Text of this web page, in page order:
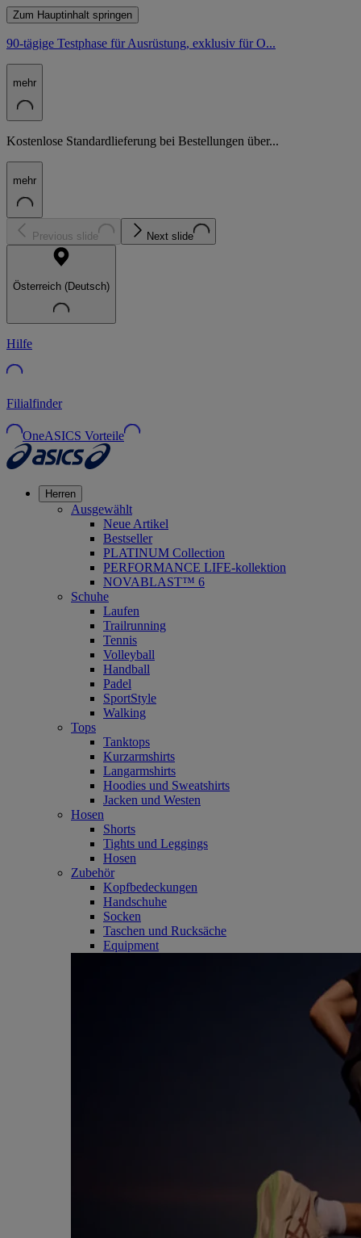
Zum Hauptinhalt springen
90-tägige Testphase für Ausrüstung, exklusiv für O...
mehr
Kostenlose Standardlieferung bei Bestellungen über...
mehr
Previous slide Next slide
Österreich (Deutsch)
Hilfe
Filialfinder
OneASICS Vorteile
Herren
Ausgewählt
Neue Artikel
Bestseller
PLATINUM Collection
PERFORMANCE LIFE-kollektion
NOVABLAST™ 6
Schuhe
Laufen
Trailrunning
Tennis
Volleyball
Handball
Padel
SportStyle
Walking
Tops
Tanktops
Kurzarmshirts
Langarmshirts
Hoodies und Sweatshirts
Jacken und Westen
Hosen
Shorts
Tights und Leggings
Hosen
Zubehör
Kopfbedeckungen
Handschuhe
Socken
Taschen und Rucksäche
Equipment